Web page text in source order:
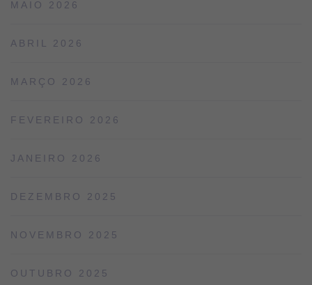
MAIO 2026
ABRIL 2026
MARÇO 2026
FEVEREIRO 2026
JANEIRO 2026
DEZEMBRO 2025
NOVEMBRO 2025
OUTUBRO 2025